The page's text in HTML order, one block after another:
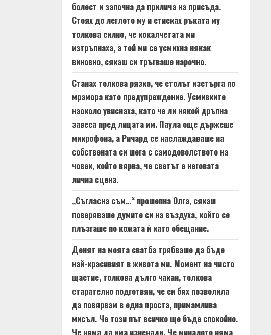
болест и започна да прилича на присъда.
Стоях до леглото му и стисках ръката му
толкова силно, че кокалчетата ми
изтръпнаха, а той ми се усмихна някак
виновно, сякаш си тръгваше нарочно.
Станах толкова рязко, че столът изстърга по
мрамора като предупреждение. Усмивките
наоколо увиснаха, като че ли някой дръпна
завеса пред лицата им. Паула още държеше
микрофона, а Ричард се наслаждаваше на
собствената си шега с самодоволството на
човек, който вярва, че светът е неговата
лична сцена.
„Съгласна съм…“ прошепна Олга, сякаш
поверяваше думите си на въздуха, който се
плъзгаше по кожата ѝ като обещание.
Денят на моята сватба трябваше да бъде
най-красивият в живота ми. Момент на чисто
щастие, толкова дълго чакан, толкова
старателно подготвян, че си бях позволила
да повярвам в една проста, примамлива
мисъл. Че този път всичко ще бъде спокойно.
Че няма да има изненади. Че миналото няма